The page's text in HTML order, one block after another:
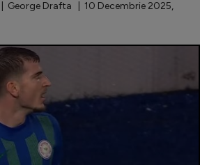
| George Drafta | 10 Decembrie 2025,